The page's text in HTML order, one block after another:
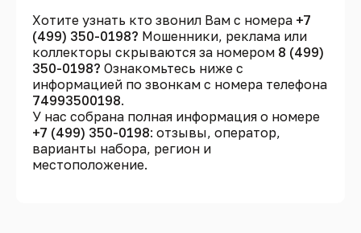
Хотите узнать кто звонил Вам с номера +7
(499) 350-0198? Мошенники, реклама или
коллекторы скрываются за номером 8 (499)
350-0198? Ознакомьтесь ниже с
информацией по звонкам с номера телефона
74993500198.
У нас собрана полная информация о номере
+7 (499) 350-0198: отзывы, оператор,
варианты набора, регион и
местоположение.